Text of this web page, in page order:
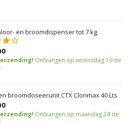
en broomdispenser tot 7 kg.
Ontvangen op woensdag 19 de
broomdoseerunit CTX Clorimax 40 Lts
Ontvangen op maandag 24 de